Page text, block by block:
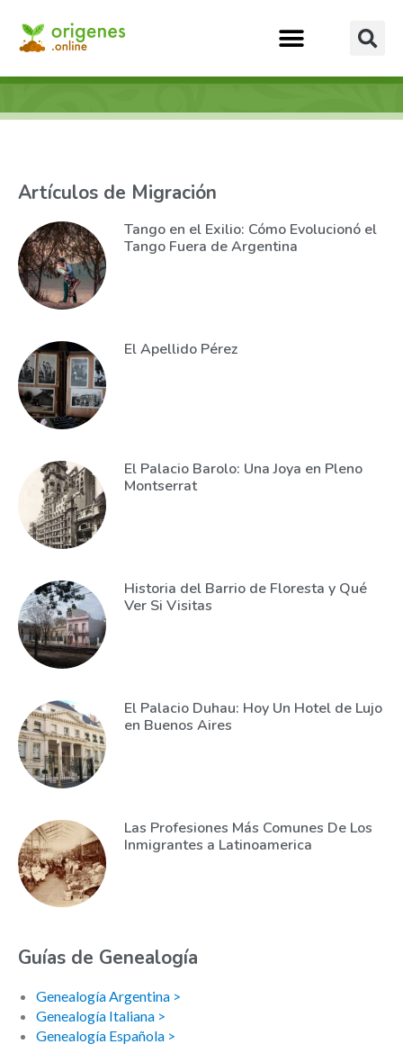
Artículos de Migración
Tango en el Exilio: Cómo Evolucionó el
Tango Fuera de Argentina
El Apellido Pérez
El Palacio Barolo: Una Joya en Pleno
Montserrat
Historia del Barrio de Floresta y Qué
Ver Si Visitas
El Palacio Duhau: Hoy Un Hotel de Lujo
en Buenos Aires
Las Profesiones Más Comunes De Los
Inmigrantes a Latinoamerica
Guías de Genealogía
Genealogía Argentina >
Genealogía Italiana >
Genealogía Española >